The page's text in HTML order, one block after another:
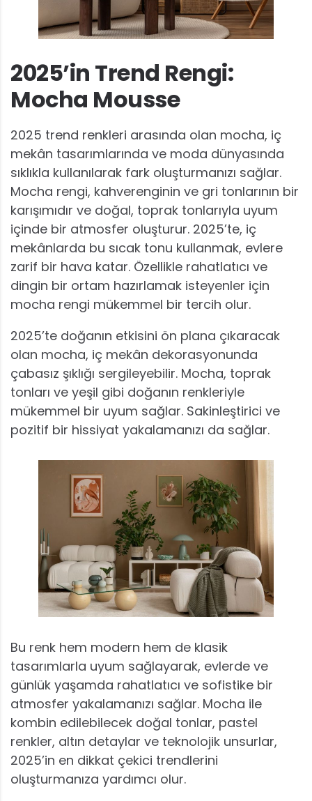
2025’in Trend Rengi:
Mocha Mousse
2025 trend renkleri arasında olan mocha, iç
mekân tasarımlarında ve moda dünyasında
sıklıkla kullanılarak fark oluşturmanızı sağlar.
Mocha rengi, kahverenginin ve gri tonlarının bir
karışımıdır ve doğal, toprak tonlarıyla uyum
içinde bir atmosfer oluşturur. 2025’te, iç
mekânlarda bu sıcak tonu kullanmak, evlere
zarif bir hava katar. Özellikle rahatlatıcı ve
dingin bir ortam hazırlamak isteyenler için
mocha rengi mükemmel bir tercih olur.
2025’te doğanın etkisini ön plana çıkaracak
olan mocha, iç mekân dekorasyonunda
çabasız şıklığı sergileyebilir. Mocha, toprak
tonları ve yeşil gibi doğanın renkleriyle
mükemmel bir uyum sağlar. Sakinleştirici ve
pozitif bir hissiyat yakalamanızı da sağlar.
Bu renk hem modern hem de klasik
tasarımlarla uyum sağlayarak, evlerde ve
günlük yaşamda rahatlatıcı ve sofistike bir
atmosfer yakalamanızı sağlar. Mocha ile
kombin edilebilecek doğal tonlar, pastel
renkler, altın detaylar ve teknolojik unsurlar,
2025’in en dikkat çekici trendlerini
oluşturmanıza yardımcı olur.